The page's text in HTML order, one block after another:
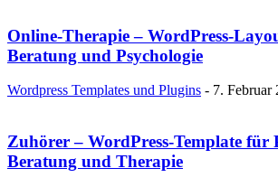
Online-Therapie – WordPress-
Beratung und Psychologie
Wordpress Templates und Plugins - 7. Februar
Zuhörer – WordPress-Template für
Beratung und Therapie